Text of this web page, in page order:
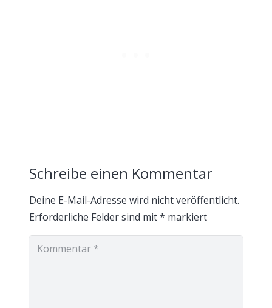
Schreibe einen Kommentar
Deine E-Mail-Adresse wird nicht veröffentlicht.
Erforderliche Felder sind mit* markiert